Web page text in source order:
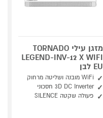
מזגן עילי TORNADO
LEGEND-INV-12 X WIFI
EU לבן
WiFi מובנה ושליטה מרחוק
3D DC Inverter חסכוני
פעולה שקטה SILENCE